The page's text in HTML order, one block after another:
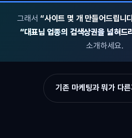
그래서 “사이트 몇 개 만들어드립니
“대표님 업종의 검색상권을 넓혀드
소개하세요.
기존 마케팅과 뭐가 다른